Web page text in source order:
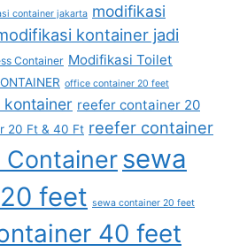
container jakarta modifikasi
kontainer jadi
Container Modifikasi Toilet
office container 20 feet
kontainer reefer container 20
20 Ft & 40 Ft reefer container
Containersewa
feet sewa container 20 feet
40 feet